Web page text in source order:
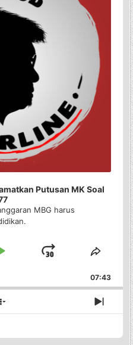
Putusan MK Soal
MBG harus
Jump
Forward
Share
07:43
Show
Episodes
Next